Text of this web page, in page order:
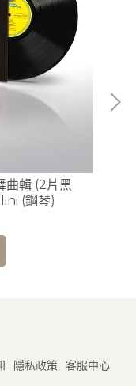
曲輯 (2片黑
(鋼琴)
隱私政策 客服中心